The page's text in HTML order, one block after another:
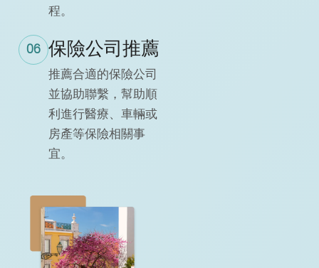
程。
06 保險公司推薦
推薦合適的保險公司
並協助聯繫，幫助順
利進行醫療、車輛或
房產等保險相關事
宜。